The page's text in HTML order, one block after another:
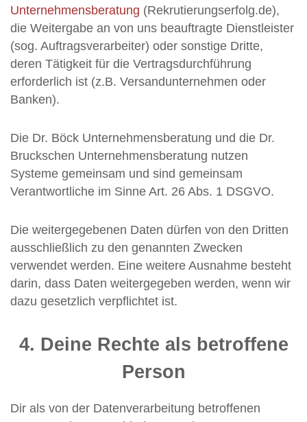
Unternehmensberatung (Rekrutierungserfolg.de),
die Weitergabe an von uns beauftragte Dienstleister
(sog. Auftragsverarbeiter) oder sonstige Dritte,
deren Tätigkeit für die Vertragsdurchführung
erforderlich ist (z.B. Versandunternehmen oder
Banken).
Die Dr. Böck Unternehmensberatung und die Dr.
Bruckschen Unternehmensberatung nutzen
Systeme gemeinsam und sind gemeinsam
Verantwortliche im Sinne Art. 26 Abs. 1 DSGVO.
Die weitergegebenen Daten dürfen von den Dritten
ausschließlich zu den genannten Zwecken
verwendet werden. Eine weitere Ausnahme besteht
darin, dass Daten weitergegeben werden, wenn wir
dazu gesetzlich verpflichtet ist.
4. Deine Rechte als betroffene
Person
Dir als von der Datenverarbeitung betroffenen